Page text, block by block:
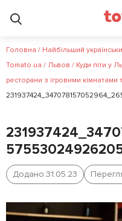
Головна / Найбільший
Tomato.ua / Львов / Куди піти у
ресторани з ігровими кімнатами
Додано:31.05.23